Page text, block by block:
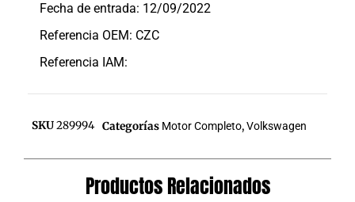
Fecha de entrada: 12/09/2022
Referencia OEM: CZC
Referencia IAM:
SKU289994 Categorías Motor Completo,Volkswagen
Productos Relacionados